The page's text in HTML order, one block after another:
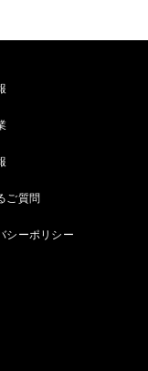
ご質問
シーポリシー